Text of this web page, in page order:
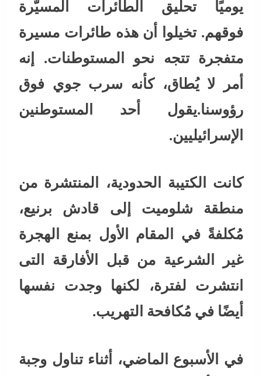
يوميًا تحليق الطائرات المسيّرة
فوقهم. تخيلوا أن هذه طائرات مسيرة
متفجرة تتجه نحو المستوطنات. إنه
أمر لا يُطاق، كأنه سرب جوي فوق
رؤوسنا.يقول أحد المستوطنين
الإسرائيليين.
كانت الكتيبة الحدودية، المنتشرة من
منطقة شلوميت إلى قادش برنيع،
مُكلفةً في المقام الأول بمنع الهجرة
غير الشرعية من قبل الأفارقة التى
انتشرت لفترة، لكنها وجدت نفسها
أيضًا في مُكافحة التهريب.
في الأسبوع الماضي، أثناء تناول وجبة